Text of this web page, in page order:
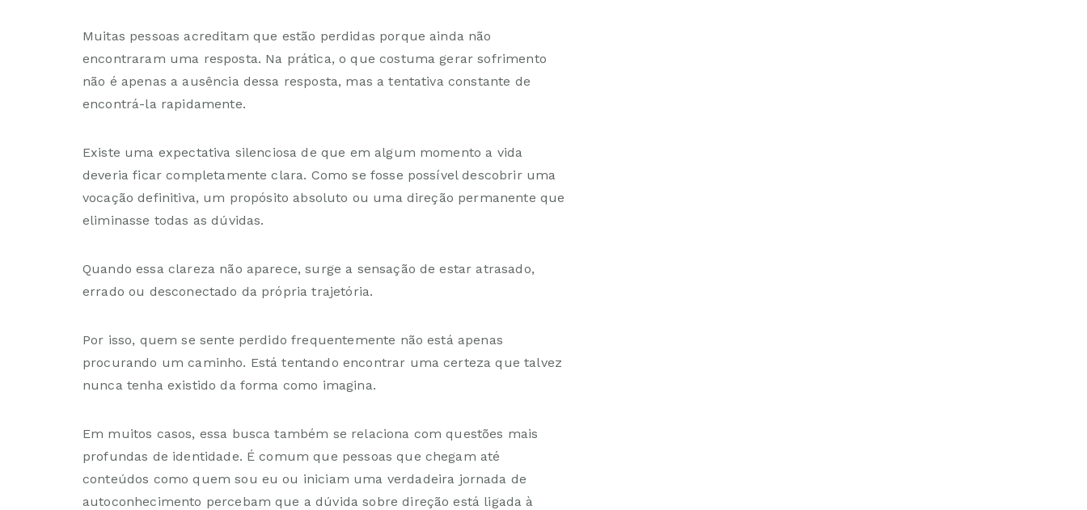
Muitas pessoas acreditam que estão perdidas porque ainda não
encontraram uma resposta. Na prática, o que costuma gerar sofrimento
não é apenas a ausência dessa resposta, mas a tentativa constante de
encontrá-la rapidamente.
Existe uma expectativa silenciosa de que em algum momento a vida
deveria ficar completamente clara. Como se fosse possível descobrir uma
vocação definitiva, um propósito absoluto ou uma direção permanente que
eliminasse todas as dúvidas.
Quando essa clareza não aparece, surge a sensação de estar atrasado,
errado ou desconectado da própria trajetória.
Por isso, quem se sente perdido frequentemente não está apenas
procurando um caminho. Está tentando encontrar uma certeza que talvez
nunca tenha existido da forma como imagina.
Em muitos casos, essa busca também se relaciona com questões mais
profundas de identidade. É comum que pessoas que chegam até
conteúdos comoquem sou eu ou iniciam uma verdadeira jornada de
autoconhecimento percebam que a dúvida sobre direção está ligada à